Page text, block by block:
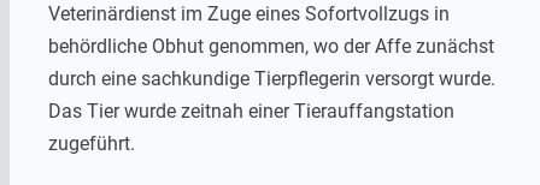
Veterinärdienst im Zuge eines Sofortvollzugs in
behördliche Obhut genommen, wo der Affe zunächst
durch eine sachkundige Tierpflegerin versorgt wurde.
Das Tier wurde zeitnah einer Tierauffangstation
zugeführt.